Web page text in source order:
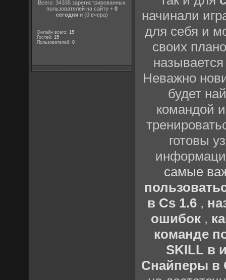
Всего: 34335 зарегистрированных
пользователей на сайте + 0
сегодняи (0 вчера)
Онлайн всего:15
Гостей:15
Пользователей:0
начинали
для себя и
своих
Неважно
будет
командой
готовы
самые
в Cs 1.6 ,
ошибок,
команде
SKILL в
Снайперы в